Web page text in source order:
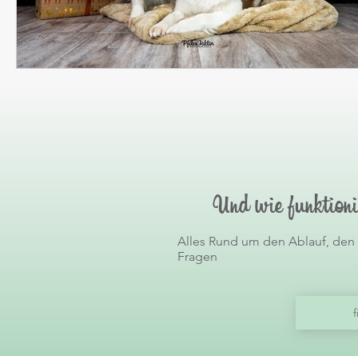
Und wie
Alles Rund um den Ablauf,
Fragen